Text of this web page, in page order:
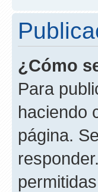
¿Cómo
Para
haciendo
página.